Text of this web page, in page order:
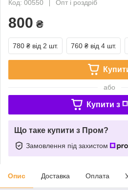
Код: 00550
Опт і роздріб
800 ₴
780 ₴ від 2 шт. 760 ₴ від 4 шт.
або
Купити з
Що таке купити з Пром?
Замовлення під захистом
Опис Доставка Оплата